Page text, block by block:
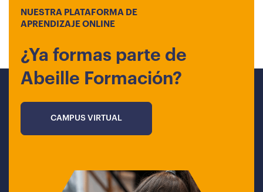
NUESTRA PLATAFORMA DE
APRENDIZAJE ONLINE
¿Ya formas parte de
Abeille Formación?
CAMPUS VIRTUAL